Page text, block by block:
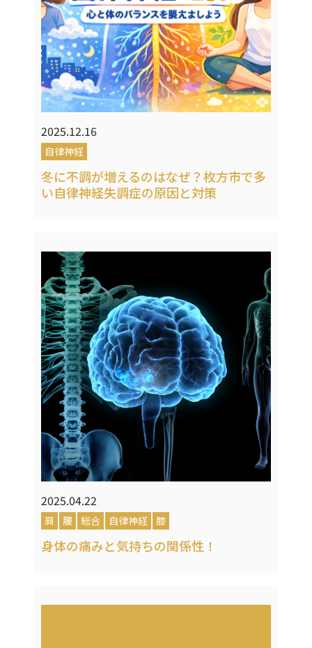
2025.12.16
自律神経
冬に不調が増えるのはなぜ？枚方市で多
い自律神経失調症の原因と対策
2025.04.22
肩 腰 総合 自律神経 膝
身体の痛みと気持ちの関係性！